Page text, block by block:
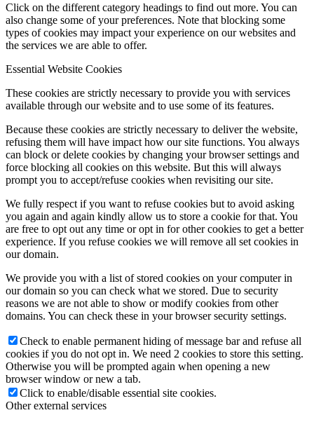
Hírek
Hirdetések
FÉNY ÉS FORRÁS egyházközségünk lapja
Galéria
Keresés
Menu Menu
Click on the different category headings to find out more. You can
also change some of your preferences. Note that blocking some
types of cookies may impact your experience on our websites and
the services we are able to offer.
Essential Website Cookies
These cookies are strictly necessary to provide you with services
available through our website and to use some of its features.
Because these cookies are strictly necessary to deliver the website,
refusing them will have impact how our site functions. You always
can block or delete cookies by changing your browser settings and
force blocking all cookies on this website. But this will always
prompt you to accept/refuse cookies when revisiting our site.
We fully respect if you want to refuse cookies but to avoid asking
you again and again kindly allow us to store a cookie for that. You
are free to opt out any time or opt in for other cookies to get a better
experience. If you refuse cookies we will remove all set cookies in
our domain.
We provide you with a list of stored cookies on your computer in
our domain so you can check what we stored. Due to security
reasons we are not able to show or modify cookies from other
domains. You can check these in your browser security settings.
Check to enable permanent hiding of message bar and refuse all
cookies if you do not opt in. We need 2 cookies to store this setting.
Otherwise you will be prompted again when opening a new
browser window or new a tab.
Click to enable/disable essential site cookies.
Other external services